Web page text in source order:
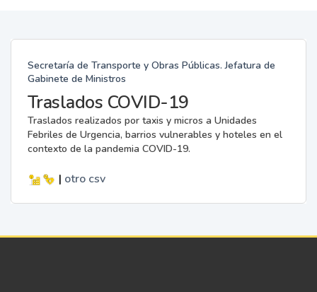
Secretaría de Transporte y Obras Públicas. Jefatura de
Gabinete de Ministros
Traslados COVID-19
Traslados realizados por taxis y micros a Unidades
Febriles de Urgencia, barrios vulnerables y hoteles en el
contexto de la pandemia COVID-19.
| otro csv